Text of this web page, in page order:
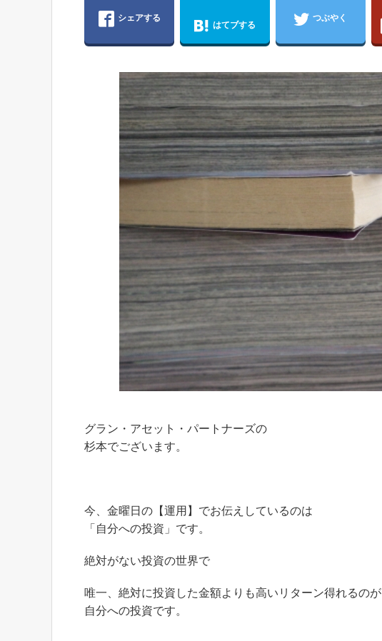
シェアする
はてブする
つぶやく
グラン・アセット・パートナーズの
杉本でございます。
今、金曜日の【運用】でお伝えしているのは
「自分への投資」です。
絶対がない投資の世界で
唯一、絶対に投資した金額よりも高いリターン得れるのが
自分への投資です。